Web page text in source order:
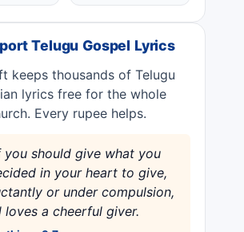
Telugu Gospel Lyrics
keeps thousands of Telugu
lyrics free for the whole
Every rupee helps.
you should give what you
in your heart to give,
or under compulsion,
loves a cheerful giver.